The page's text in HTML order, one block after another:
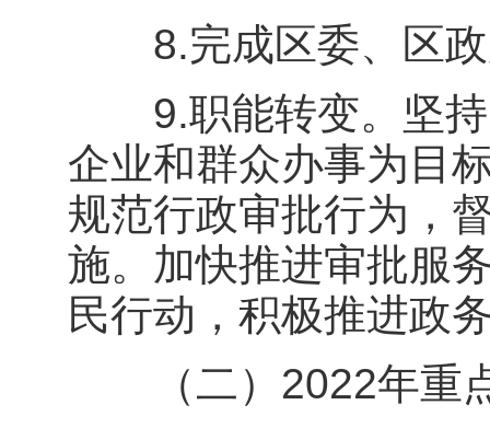
8.完成区委、区政
9.职能转变。坚持
企业和群众办事为目
规范行政审批行为，
施。加快推进审批服
民行动，积极推进政
（二）2022年重